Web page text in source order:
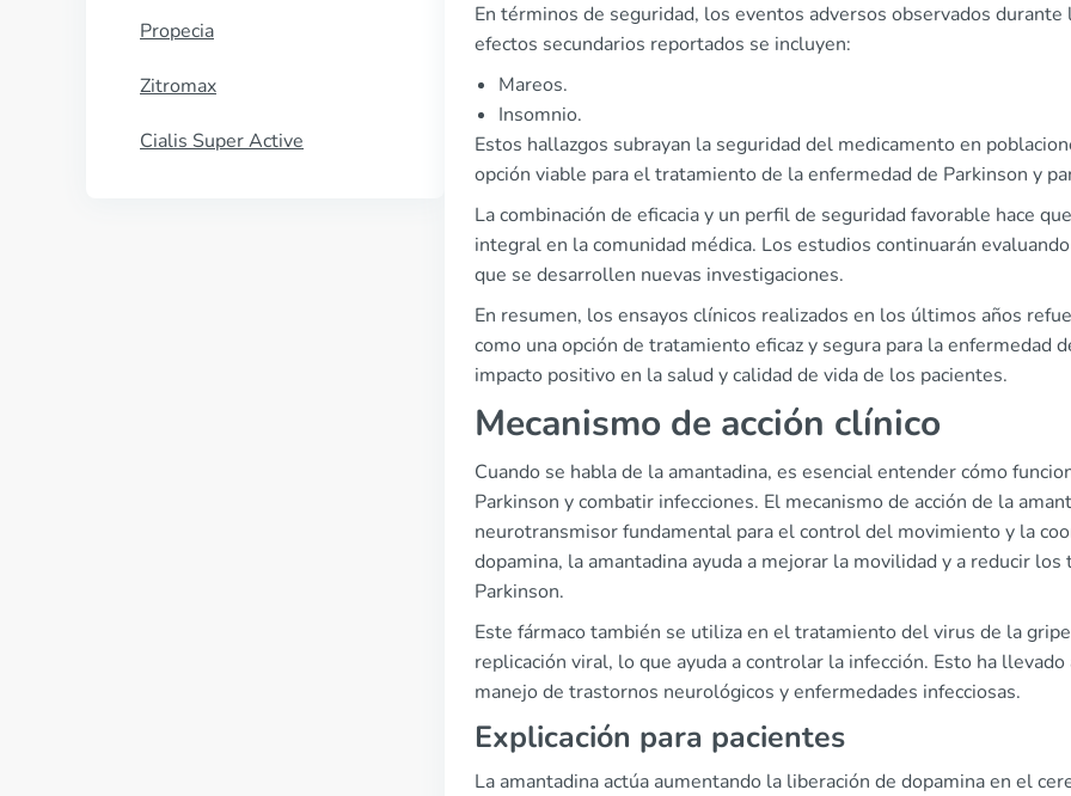
Propecia
Zitromax
Cialis Super Active
En términos de seguridad, los eventos adversos observados
efectos secundarios reportados se incluyen:
Mareos.
Insomnio.
Estos hallazgos subrayan la seguridad del medicamento en
opción viable para el tratamiento de la enfermedad de Parkinson y
La combinación de eficacia y un perfil de seguridad favorable hace
integral en la comunidad médica. Los estudios continuarán
que se desarrollen nuevas investigaciones.
En resumen, los ensayos clínicos realizados en los últimos años
como una opción de tratamiento eficaz y segura para la enfermedad
impacto positivo en la salud y calidad de vida de los pacientes.
Mecanismo de acción clínico
Cuando se habla de la amantadina, es esencial entender cómo
Parkinson y combatir infecciones. El mecanismo de acción de la
neurotransmisor fundamental para el control del movimiento y la
dopamina, la amantadina ayuda a mejorar la movilidad y a reducir
Parkinson.
Este fármaco también se utiliza en el tratamiento del virus de la
replicación viral, lo que ayuda a controlar la infección. Esto ha
manejo de trastornos neurológicos y enfermedades infecciosas.
Explicación para pacientes
La amantadina actúa aumentando la liberación de dopamina en el